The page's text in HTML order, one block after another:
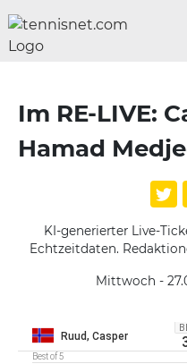
Im RE-LIVE:
Hamad
KI-generierter Live-
Echtzeitdaten.
Mittwoch -
Ruud, Casper
Best of 5